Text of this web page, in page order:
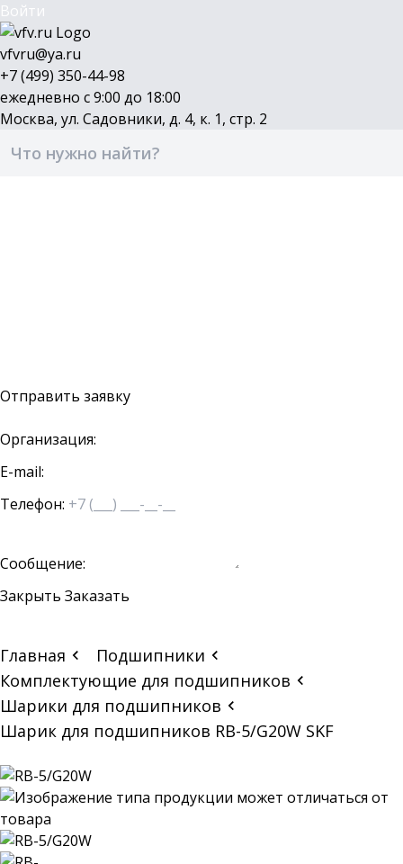
Войти
vfvru@ya.ru
+7 (499) 350-44-98
ежедневно с 9:00 до 18:00
Москва, ул. Садовники, д. 4, к. 1, стр. 2
Отправить заявку
Организация:
E-mail:
Телефон:
Сообщение:
Закрыть Заказать
Главная
Подшипники
Комплектующие для подшипников
Шарики для подшипников
Шарик для подшипников RB-5/G20W SKF